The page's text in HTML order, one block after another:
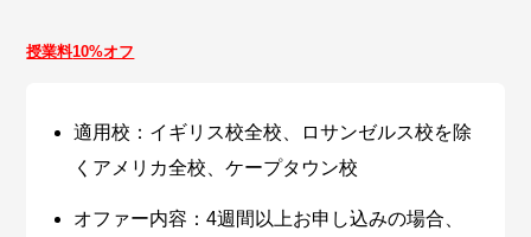
授業料10%オフ
適用校：イギリス校全校、ロサンゼルス校を除
くアメリカ全校、ケープタウン校
オファー内容：4週間以上お申し込みの場合、